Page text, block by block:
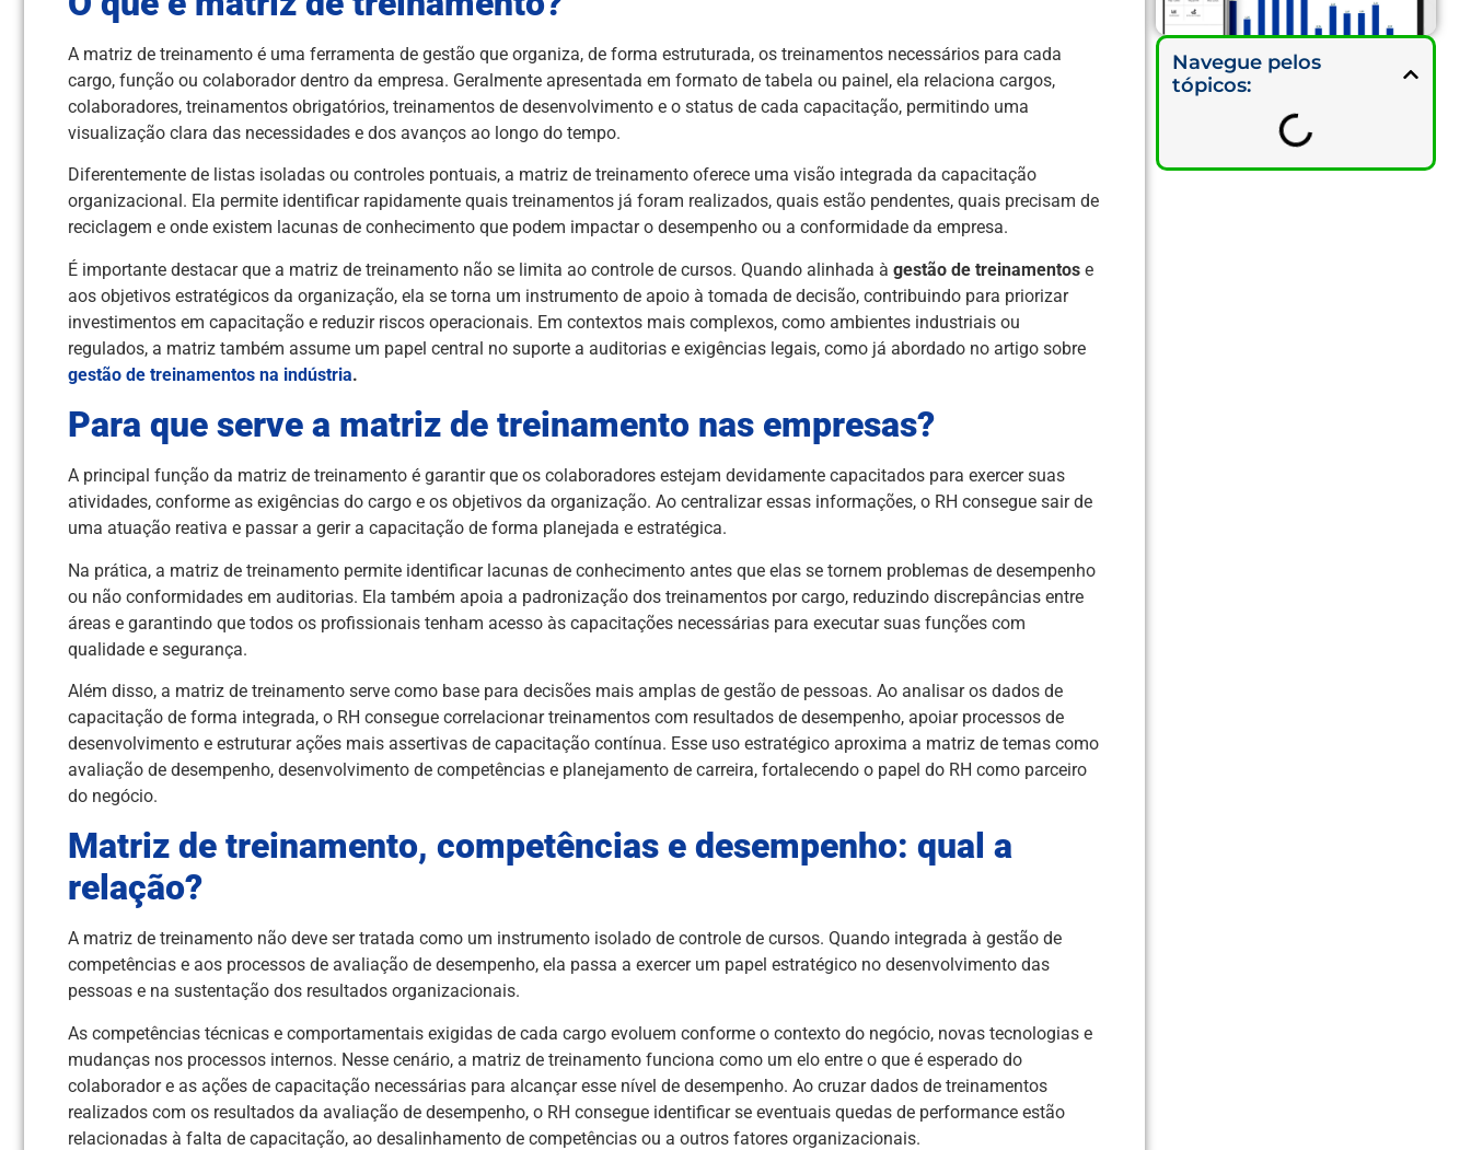
Navegue pelos
tópicos:
A matriz de treinamento é uma ferramenta de gestão que organiza, de forma estruturada, os treinamentos necessários para cada
cargo, função ou colaborador dentro da empresa. Geralmente apresentada em formato de tabela ou painel, ela relaciona cargos,
colaboradores, treinamentos obrigatórios, treinamentos de desenvolvimento e o status de cada capacitação, permitindo uma
visualização clara das necessidades e dos avanços ao longo do tempo.
Diferentemente de listas isoladas ou controles pontuais, a matriz de treinamento oferece uma visão integrada da capacitação
organizacional. Ela permite identificar rapidamente quais treinamentos já foram realizados, quais estão pendentes, quais precisam de
reciclagem e onde existem lacunas de conhecimento que podem impactar o desempenho ou a conformidade da empresa.
É importante destacar que a matriz de treinamento não se limita ao controle de cursos. Quando alinhada à gestão de treinamentos e
aos objetivos estratégicos da organização, ela se torna um instrumento de apoio à tomada de decisão, contribuindo para priorizar
investimentos em capacitação e reduzir riscos operacionais. Em contextos mais complexos, como ambientes industriais ou
regulados, a matriz também assume um papel central no suporte a auditorias e exigências legais, como já abordado no artigo sobre
gestão de treinamentos na indústria.
Para que serve a matriz de treinamento nas empresas?
A principal função da matriz de treinamento é garantir que os colaboradores estejam devidamente capacitados para exercer suas
atividades, conforme as exigências do cargo e os objetivos da organização. Ao centralizar essas informações, o RH consegue sair de
uma atuação reativa e passar a gerir a capacitação de forma planejada e estratégica.
Na prática, a matriz de treinamento permite identificar lacunas de conhecimento antes que elas se tornem problemas de desempenho
ou não conformidades em auditorias. Ela também apoia a padronização dos treinamentos por cargo, reduzindo discrepâncias entre
áreas e garantindo que todos os profissionais tenham acesso às capacitações necessárias para executar suas funções com
qualidade e segurança.
Além disso, a matriz de treinamento serve como base para decisões mais amplas de gestão de pessoas. Ao analisar os dados de
capacitação de forma integrada, o RH consegue correlacionar treinamentos com resultados de desempenho, apoiar processos de
desenvolvimento e estruturar ações mais assertivas de capacitação contínua. Esse uso estratégico aproxima a matriz de temas como
avaliação de desempenho, desenvolvimento de competências e planejamento de carreira, fortalecendo o papel do RH como parceiro
do negócio.
Matriz de treinamento, competências e desempenho: qual a
relação?
A matriz de treinamento não deve ser tratada como um instrumento isolado de controle de cursos. Quando integrada à gestão de
competências e aos processos de avaliação de desempenho, ela passa a exercer um papel estratégico no desenvolvimento das
pessoas e na sustentação dos resultados organizacionais.
As competências técnicas e comportamentais exigidas de cada cargo evoluem conforme o contexto do negócio, novas tecnologias e
mudanças nos processos internos. Nesse cenário, a matriz de treinamento funciona como um elo entre o que é esperado do
colaborador e as ações de capacitação necessárias para alcançar esse nível de desempenho. Ao cruzar dados de treinamentos
realizados com os resultados da avaliação de desempenho, o RH consegue identificar se eventuais quedas de performance estão
relacionadas à falta de capacitação, ao desalinhamento de competências ou a outros fatores organizacionais.